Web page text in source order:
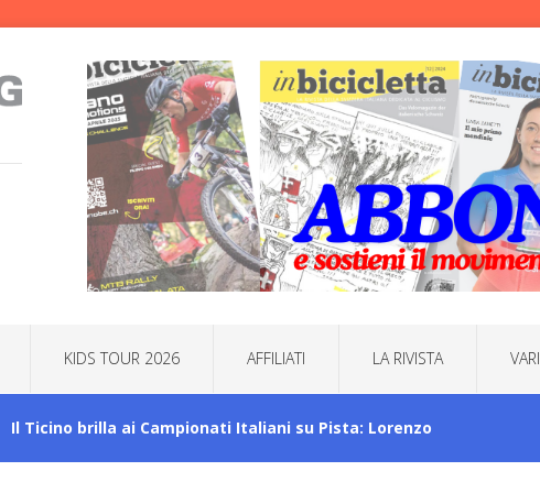
KIDS TOUR 2026 AFFILIATI LA RIVISTA
Il Ticino brilla ai Campionati Italiani su Pista: Lorenzo